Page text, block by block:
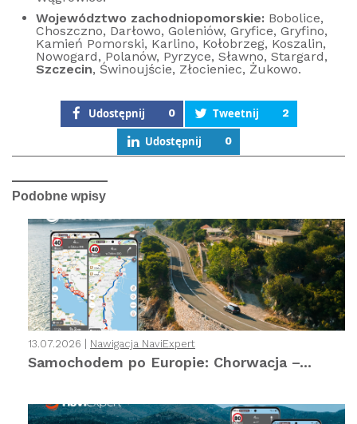
Województwo zachodniopomorskie: Bobolice,
Choszczno, Darłowo, Goleniów, Gryfice, Gryfino,
Kamień Pomorski, Karlino, Kołobrzeg, Koszalin,
Nowogard, Polanów, Pyrzyce, Sławno, Stargard,
Szczecin, Świnoujście, Złocieniec, Żukowo.
Udostępnij 0 Tweetnij 2
Udostępnij 0
Podobne wpisy
13.07.2026 | Nawigacja NaviExpert
Samochodem po Europie: Chorwacja –...